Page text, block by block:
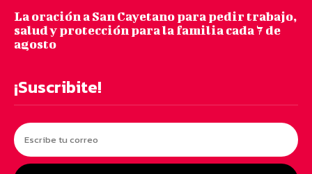
La oración a San Cayetano para pedir trabajo,
salud y protección para la familia cada 7 de
agosto
¡Suscribite!